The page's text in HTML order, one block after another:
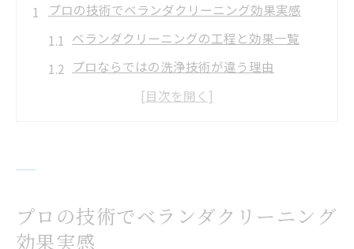
プロの技術でベランダクリーニング効果実感
ベランダクリーニングの工程と効果一覧
プロならではの洗浄技術が違う理由
専門機材でベランダが蘇る瞬間
落ちにくい汚れ別の対策方法まとめ
ベランダクリーニングで頑固汚れ撃退
プロの技術でベランダクリーニング
効果実感